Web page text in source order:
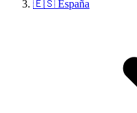
🇪🇸 España